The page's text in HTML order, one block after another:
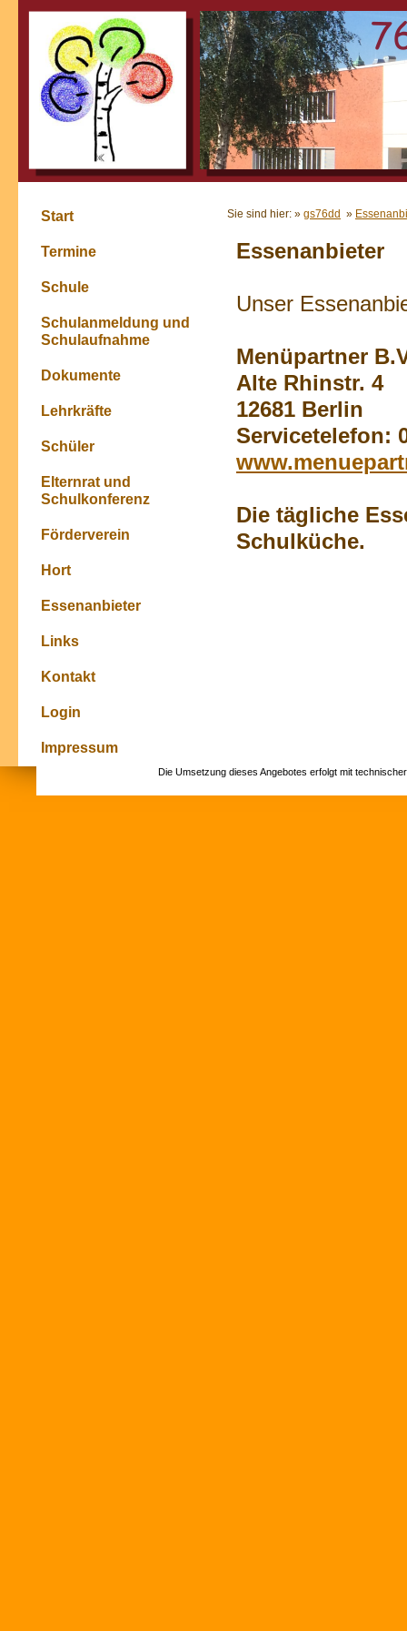
Start
Termine
Schule
Schulanmeldung und
Schulaufnahme
Dokumente
Lehrkräfte
Schüler
Elternrat und
Schulkonferenz
Förderverein
Hort
Essenanbieter
Links
Kontakt
Login
Impressum
Sie sind hier: » gs76dd »
Essenanbieter
Unser
Menüpartner
Alte Rhinstr. 4
12681 Berlin
Servicetelefon:
Die tägliche
Schulküche.
Die Umsetzung dieses Angebotes erfolgt mit